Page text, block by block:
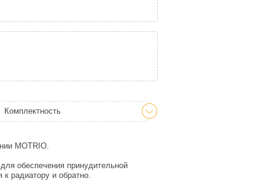
Комплектность
MOTRIO.
обеспечения принудительной
радиатору и обратно.